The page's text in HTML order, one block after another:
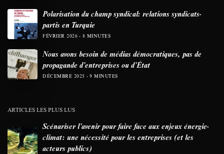
Polarisation du champ syndical: relations syndicats-
partis en Turquie
FÉVRIER 2026 8 MINUTES
Nous avons besoin de médias démocratiques, pas de
propagande d’entreprises ou d’État
DÉCEMBRE 2025 9 MINUTES
ARTICLES LES PLUS LUS
Scénariser l’avenir pour faire face aux enjeux énergie-
climat: une nécessité pour les entreprises (et les
acteurs publics)